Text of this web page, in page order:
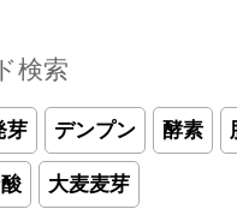
検索
芽 デンプン 酵素
大麦麦芽